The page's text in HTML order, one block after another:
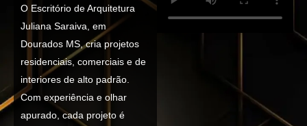
O Escritório de Arquitetura
Juliana Saraiva, em
Dourados MS, cria projetos
residenciais, comerciais e de
interiores de alto padrão.
Com experiência e olhar
apurado, cada projeto é